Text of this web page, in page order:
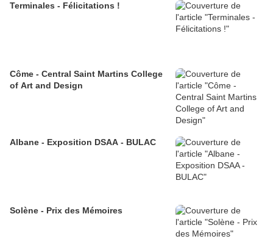
Terminales - Félicitations !
Côme - Central Saint Martins College
of Art and Design
Albane - Exposition DSAA - BULAC
Solène - Prix des Mémoires